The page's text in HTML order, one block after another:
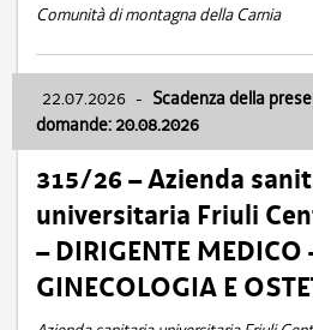
Comunità di montagna della Carnia
22.07.2026 - Scadenza della
domande: 20.08.2026
315/26 – Azienda
universitaria Friuli
– DIRIGENTE
GINECOLOGIA E